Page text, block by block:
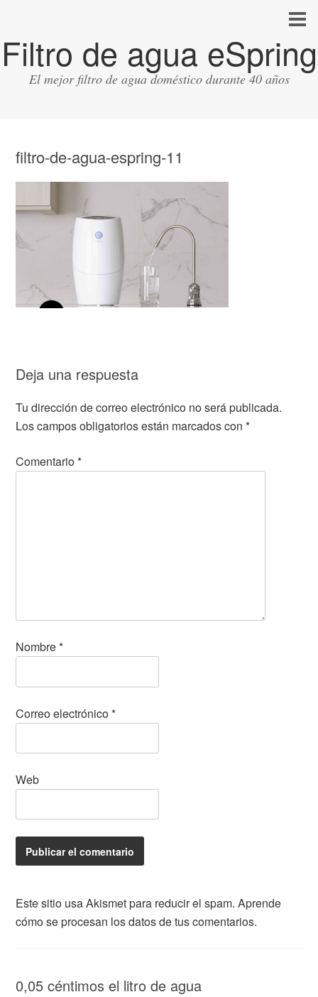
Filtro de agua eSpring
El mejor filtro de agua doméstico durante 40 años
filtro-de-agua-espring-11
Deja una respuesta
Tu dirección de correo electrónico no será publicada.
Los campos obligatorios están marcados con*
Comentario*
Nombre*
Correo electrónico*
Web
Este sitio usa Akismet para reducir el spam.Aprende
cómo se procesan los datos de tus comentarios.
0,05 céntimos el litro de agua